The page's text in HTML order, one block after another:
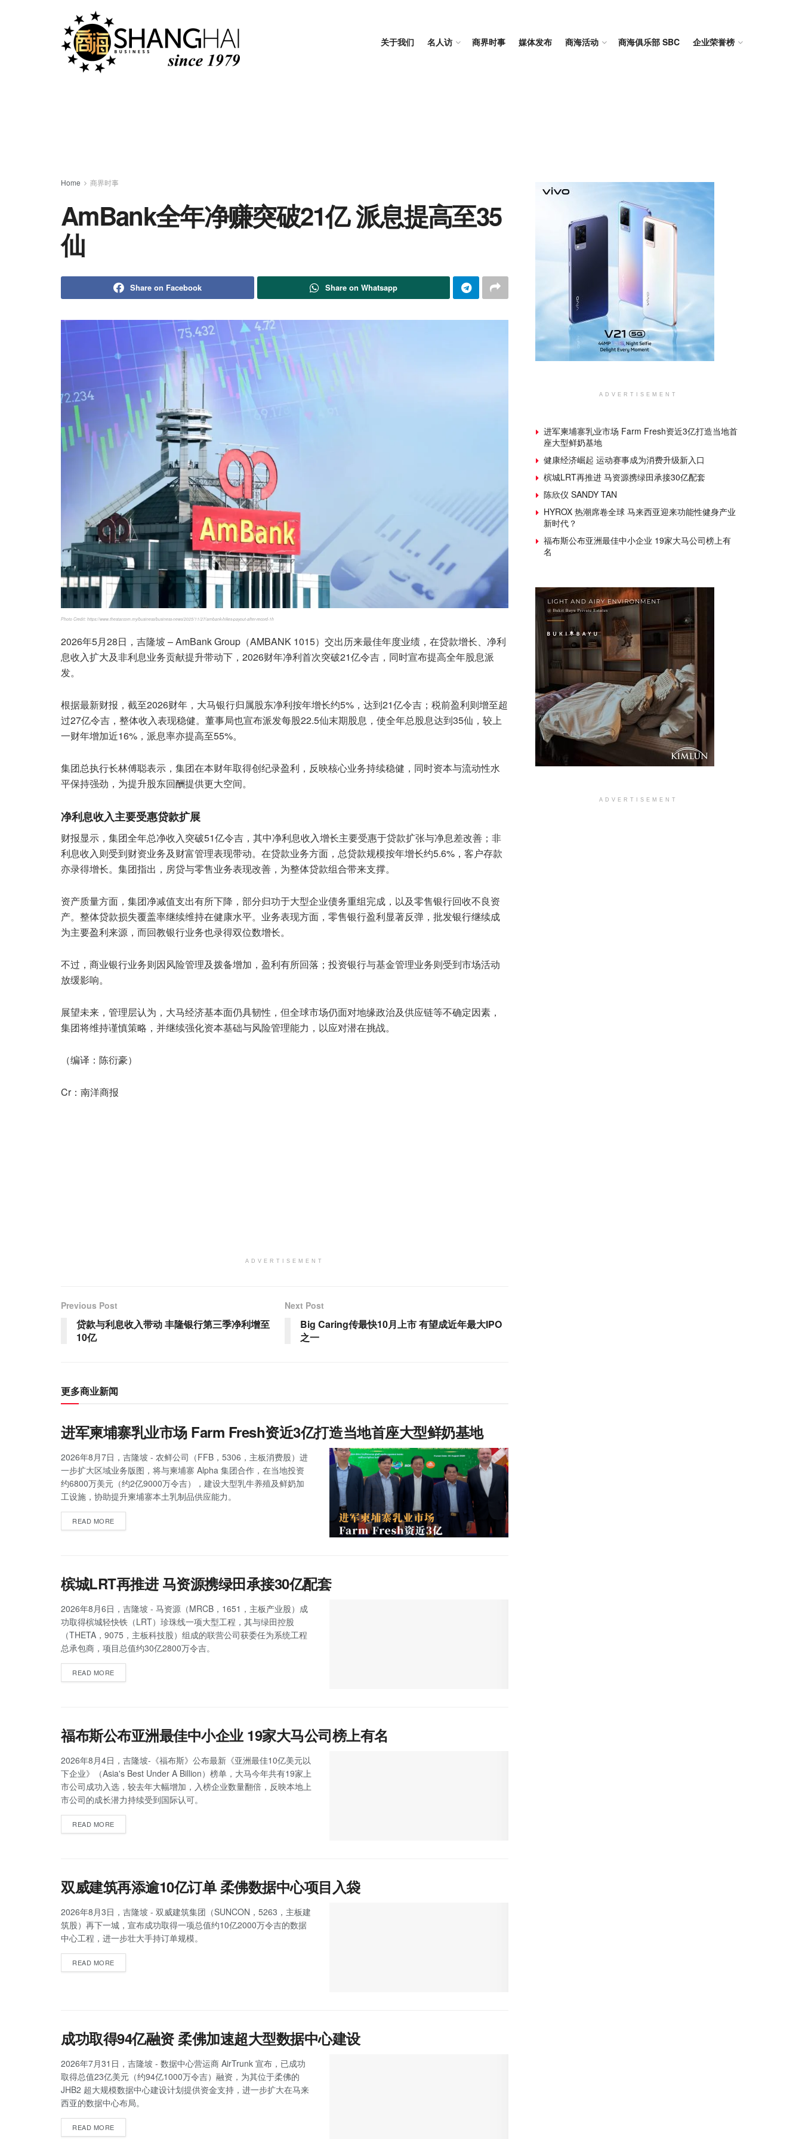
关于我们 名人访 商界时事 媒体发布 商海活动 商海俱乐部 SBC 企业荣誉榜
Home 商界时事
AmBank全年净赚突破21亿 派息提高至35
仙
Share on Facebook Share on Whatsapp
Photo Credit: https://www.thestar.com.my/business/business-news/2025/11/27/ambank-hikes-payout-after-record-1h
2026年5月28日，吉隆坡 – AmBank Group（AMBANK 1015）交出历来最佳年度业绩，在贷款增长、净利
息收入扩大及非利息业务贡献提升带动下，2026财年净利首次突破21亿令吉，同时宣布提高全年股息派
发。
根据最新财报，截至2026财年，大马银行归属股东净利按年增长约5%，达到21亿令吉；税前盈利则增至超
过27亿令吉，整体收入表现稳健。董事局也宣布派发每股22.5仙末期股息，使全年总股息达到35仙，较上
一财年增加近16%，派息率亦提高至55%。
集团总执行长林傅聪表示，集团在本财年取得创纪录盈利，反映核心业务持续稳健，同时资本与流动性水
平保持强劲，为提升股东回酬提供更大空间。
净利息收入主要受惠贷款扩展
财报显示，集团全年总净收入突破51亿令吉，其中净利息收入增长主要受惠于贷款扩张与净息差改善；非
利息收入则受到财资业务及财富管理表现带动。在贷款业务方面，总贷款规模按年增长约5.6%，客户存款
亦录得增长。集团指出，房贷与零售业务表现改善，为整体贷款组合带来支撑。
资产质量方面，集团净减值支出有所下降，部分归功于大型企业债务重组完成，以及零售银行回收不良资
产。整体贷款损失覆盖率继续维持在健康水平。业务表现方面，零售银行盈利显著反弹，批发银行继续成
为主要盈利来源，而回教银行业务也录得双位数增长。
不过，商业银行业务则因风险管理及拨备增加，盈利有所回落；投资银行与基金管理业务则受到市场活动
放缓影响。
展望未来，管理层认为，大马经济基本面仍具韧性，但全球市场仍面对地缘政治及供应链等不确定因素，
集团将维持谨慎策略，并继续强化资本基础与风险管理能力，以应对潜在挑战。
（编译：陈衍豪）
Cr：南洋商报
ADVERTISEMENT
Previous Post
贷款与利息收入带动 丰隆银行第三季净利增至
10亿
Next Post
Big Caring传最快10月上市 有望成近年最大IPO
之一
更多商业新闻
进军柬埔寨乳业市场 Farm Fresh资近3亿打造当地首座大型鲜奶基地
2026年8月7日，吉隆坡 - 农鲜公司（FFB，5306，主板消费股）进
一步扩大区域业务版图，将与柬埔寨 Alpha 集团合作，在当地投资
约6800万美元（约2亿9000万令吉），建设大型乳牛养殖及鲜奶加
工设施，协助提升柬埔寨本土乳制品供应能力。
READ MORE
槟城LRT再推进 马资源携绿田承接30亿配套
2026年8月6日，吉隆坡 - 马资源（MRCB，1651，主板产业股）成
功取得槟城轻快铁（LRT）珍珠线一项大型工程，其与绿田控股
（THETA，9075，主板科技股）组成的联营公司获委任为系统工程
总承包商，项目总值约30亿2800万令吉。
READ MORE
福布斯公布亚洲最佳中小企业 19家大马公司榜上有名
2026年8月4日，吉隆坡-《福布斯》公布最新《亚洲最佳10亿美元以
下企业》（Asia's Best Under A Billion）榜单，大马今年共有19家上
市公司成功入选，较去年大幅增加，入榜企业数量翻倍，反映本地上
市公司的成长潜力持续受到国际认可。
READ MORE
双威建筑再添逾10亿订单 柔佛数据中心项目入袋
2026年8月3日，吉隆坡 - 双威建筑集团（SUNCON，5263，主板建
筑股）再下一城，宣布成功取得一项总值约10亿2000万令吉的数据
中心工程，进一步壮大手持订单规模。
READ MORE
成功取得94亿融资 柔佛加速超大型数据中心建设
2026年7月31日，吉隆坡 - 数据中心营运商 AirTrunk 宣布，已成功
取得总值23亿美元（约94亿1000万令吉）融资，为其位于柔佛的
JHB2 超大规模数据中心建设计划提供资金支持，进一步扩大在马来
西亚的数据中心布局。
READ MORE
ADVERTISEMENT
进军柬埔寨乳业市场 Farm Fresh资近3亿打造当地首
座大型鲜奶基地
健康经济崛起 运动赛事成为消费升级新入口
槟城LRT再推进 马资源携绿田承接30亿配套
陈欣仪 SANDY TAN
HYROX 热潮席卷全球 马来西亚迎来功能性健身产业
新时代？
福布斯公布亚洲最佳中小企业 19家大马公司榜上有
名
ADVERTISEMENT